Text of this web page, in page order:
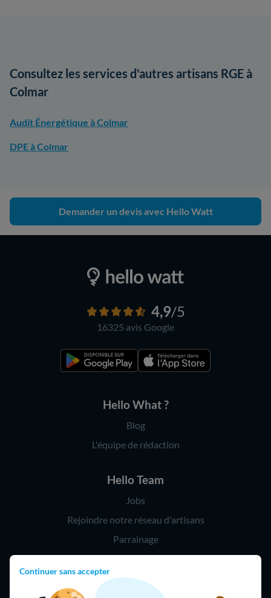
Continuer sans accepter
Consultez les services d'autres artisans RGE à
Colmar
Audit Énergétique à Colmar
DPE à Colmar
Demander un devis avec Hello Watt
4,9/5
16325 avis Google
Hello What ?
Blog
L'équipe de rédaction
Hello Team
Jobs
Rejoindre notre réseau d'artisans
Parrainage
Hello !
09 75 18 60 60 (8h-21h)